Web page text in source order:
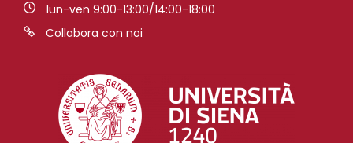
lun-ven 9:00-13:00/14:00-18:00
Collabora con noi